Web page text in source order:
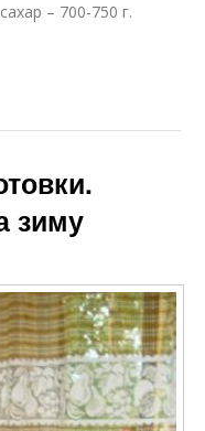
– 700-750 г.
зиму